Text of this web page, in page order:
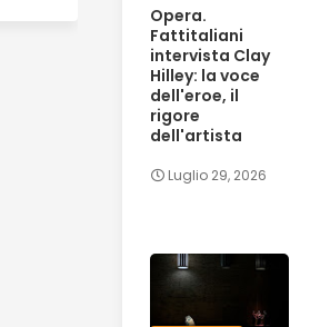
Opera.
Fattitaliani
intervista Clay
Hilley: la voce
dell'eroe, il
rigore
dell'artista
Luglio 29, 2026